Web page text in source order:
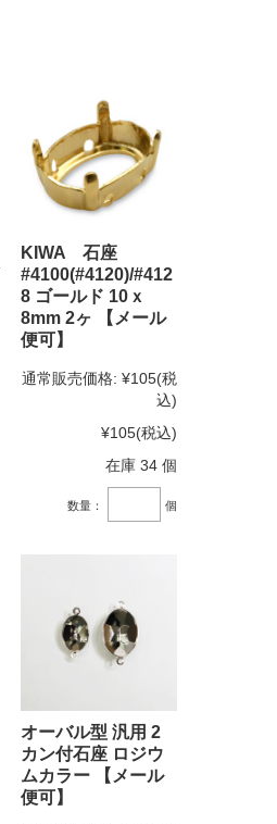
KIWA 石座
#4100(#4120)/#412
8 ゴールド 10ｘ
8mm 2ヶ 【メール
便可】
通常販売価格: ¥105(税
込)
¥105(税込)
在庫 34 個
数量： 個
オーバル型 汎用 2
カン付石座 ロジウ
ムカラー 【メール
便可】